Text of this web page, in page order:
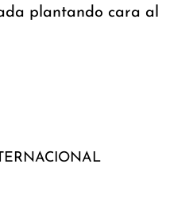
plantando cara al